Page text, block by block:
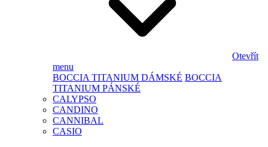
Otevřít
menu
BOCCIA TITANIUM DÁMSKÉ BOCCIA
TITANIUM PÁNSKÉ
CALYPSO
CANDINO
CANNIBAL
CASIO